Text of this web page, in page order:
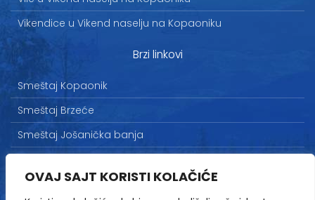
OVAJ SAJT KORISTI KOLAČIĆE
Vikendice u Vikend naselju na Kopaoniku
Brzi linkovi
Smeštaj Kopaonik
Smeštaj Brzeće
Smeštaj Jošanička banja
Marketing